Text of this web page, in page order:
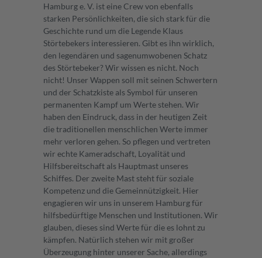
Hamburg e. V. ist eine Crew von ebenfalls
starken Persönlichkeiten, die sich stark für die
Geschichte rund um die Legende Klaus
Störtebekers interessieren. Gibt es ihn wirklich,
den legendären und sagenumwobenen Schatz
des Störtebeker? Wir wissen es nicht. Noch
nicht! Unser Wappen soll mit seinen Schwertern
und der Schatzkiste als Symbol für unseren
permanenten Kampf um Werte stehen. Wir
haben den Eindruck, dass in der heutigen Zeit
die traditionellen menschlichen Werte immer
mehr verloren gehen. So pflegen und vertreten
wir echte Kameradschaft, Loyalität und
Hilfsbereitschaft als Hauptmast unseres
Schiffes. Der zweite Mast steht für soziale
Kompetenz und die Gemeinnützigkeit. Hier
engagieren wir uns in unserem Hamburg für
hilfsbedürftige Menschen und Institutionen. Wir
glauben, dieses sind Werte für die es lohnt zu
kämpfen. Natürlich stehen wir mit großer
Überzeugung hinter unserer Sache, allerdings